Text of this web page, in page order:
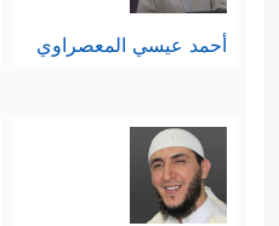
أحمد عيسي المعصراوي